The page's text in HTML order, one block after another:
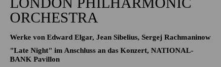
RCHESTER
ELGAR CELLOKONZERT
LONDON PHILHARMONIC
ORCHESTRA